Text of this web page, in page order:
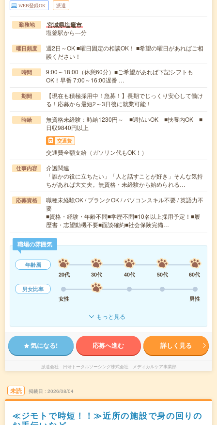
WEB登録OK 派遣
勤務地 宮城県塩竈市
塩釜駅から---分
曜日頻度
週2日～OK ■曜日固定の相談OK！ ■希望の曜日があればご相
談ください！
時間
9:00～18:00（休憩60分）■ご希望があれば下記シフトも
OK！早番 7:00～16:00遅番 …
期間
【現在も積極採用中！急募！】長期でじっくり安心して働け
る！応募から最短2～3日後に就業可能！
時給
無資格未経験：時給1230円～ ■週払いOK ■扶養内OK ■
日収9840円以上
交通費
交通費全額支給（ガソリン代もOK！）
仕事内容
介護関連
「誰かの役に立ちたい」「人と話すことが好き」そんな気持
ちがあれば大丈夫。無資格・未経験から始められる…
応募資格
職種未経験OK / ブランクOK / パソコンスキル不要 / 英語力不
要
■資格・経験・年齢不問■学歴不問■10名以上採用予定！■履
歴書・志望動機不要■面談確約■社会保険完備…
職場の雰囲気
年齢層
20代
30代 40代 50代
60代
男女比率
女性
男性
もっと見る
気になる! 応募へ進む 詳しく見る
派遣会社 日研トータルソーシング株式会社 メディカルケア事業部
未読 掲載日 2026/08/04
≪ジモトで時短！！≫近所の施設で身の回りの